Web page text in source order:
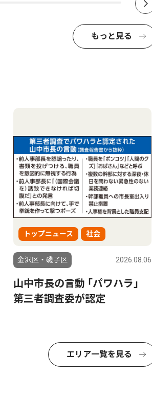
もっと見る
トップニュース 社会
金沢区・磯子区 2026.08.06
山中市長の言動 ｢パワハラ｣
第三者調査委が認定
エリア一覧を見る